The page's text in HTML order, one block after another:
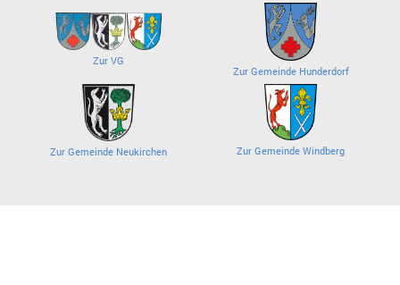
Zur VG
Zur Gemeinde Hunderdorf
Zur Gemeinde Neukirchen Zur Gemeinde Windberg